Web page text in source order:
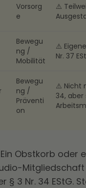
Vorsorg
e
⚠️
Bewegu
ng /
Mobilität
⚠️
Nr. 37
Bewegu
ng /
Präventi
on
⚠️ Nicht
34, aber
Ein Obstkorb oder
§ 3 Nr. 34 EStG.